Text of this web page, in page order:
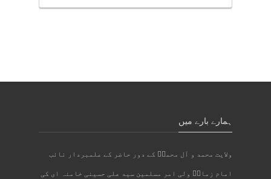
ہمارے بارے میں
ولایت محمد و آل محمدؐ کے دور حاضر کے علمبردار نائب
امام زمانؑ ولی امر مسلمین سید علی حسینی خامنہ ای کی